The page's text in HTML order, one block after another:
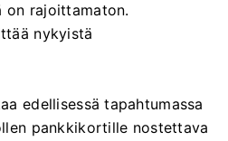
on rajoittamaton.
nykyistä
edellisessä tapahtumassa
pankkikortille nostettava